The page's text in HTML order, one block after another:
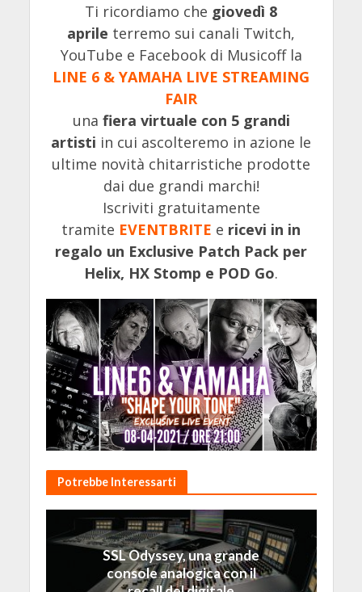
Ti ricordiamo che giovedì 8
aprile terremo sui canali Twitch,
YouTube e Facebook di Musicoff la
LINE 6 & YAMAHA LIVE STREAMING
FAIR
una fiera virtuale con 5 grandi
artisti in cui ascolteremo in azione le
ultime novità chitarristiche prodotte
dai due grandi marchi!
Iscriviti gratuitamente
tramite EVENTBRITE e ricevi in in
regalo un Exclusive Patch Pack per
Helix, HX Stomp e POD Go.
Potrebbe Interessarti
SSL Odyssey, una grande
console analogica con il